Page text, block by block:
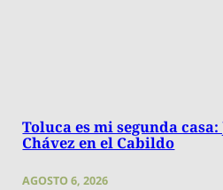
Toluca es mi segunda
Chávez en el Cabildo
AGOSTO 6, 2026